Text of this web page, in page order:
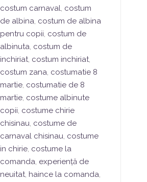
costum carnaval, costum
de albina, costum de albina
pentru copii, costum de
albinuta, costum de
inchiriat, costum inchiriat,
costum zana, costumatie 8
martie, costumatie de 8
martie, costume albinute
copii, costume chirie
chisinau, costume de
carnaval chisinau, costume
in chirie, costume la
comanda, experiență de
neuitat, haince la comanda,